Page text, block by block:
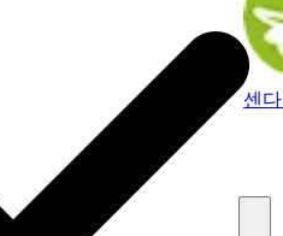
센